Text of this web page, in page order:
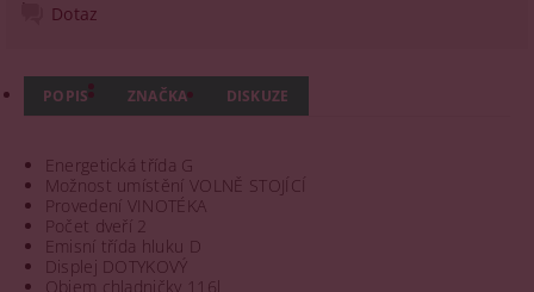
Dotaz
POPIS ZNAČKA DISKUZE
Energetická třída G
Možnost umístění VOLNĚ STOJÍCÍ
Provedení VINOTÉKA
Počet dveří 2
Emisní třída hluku D
Displej DOTYKOVÝ
Objem chladničky 116l